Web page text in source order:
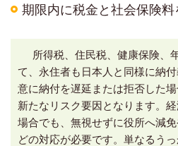
期限内に税金と社会保険料
所得税、住民税、健康保険、
て、永住者も日本人と同様に納
意に納付を遅延または拒否した
新たなリスク要因となります。
場合でも、無視せずに役所へ減
どの対応が必要です。単なるう